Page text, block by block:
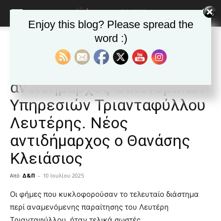
ΒΥΡΩΝΑΣ Τα νέα της Πόλης
ΒΥΡΩΝΑΣ: Παραιτήθηκε ο
αντιδήμαρχος Οικονομικών
Υπηρεσιών Τριανταφύλλου
Λευτέρης. Νέος
αντιδήμαρχος ο Θανάσης
Κλειάσιος
Από Δ&Π - 10 Ιουλίου 2025
blonde
lesbians
very
Οι φήμες που κυκλοφορούσαν το τελευταίο διάστημα
περί αναμενόμενης παραίτησης του Λευτέρη
Enjoy this blog? Please spread the
word :)